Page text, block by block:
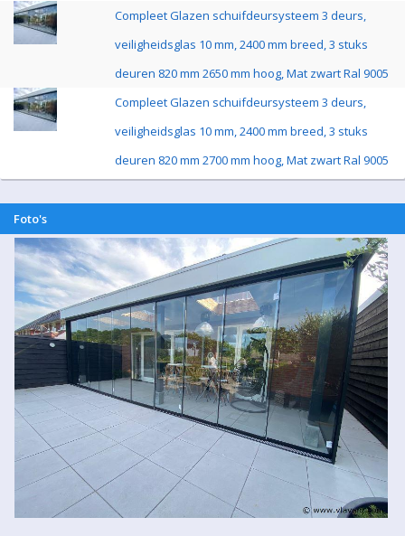
Compleet Glazen schuifdeursysteem 3 deurs,
veiligheidsglas 10 mm, 2400 mm breed, 3 stuks
deuren 820 mm 2650 mm hoog, Mat zwart Ral 9005
Compleet Glazen schuifdeursysteem 3 deurs,
veiligheidsglas 10 mm, 2400 mm breed, 3 stuks
deuren 820 mm 2700 mm hoog, Mat zwart Ral 9005
Foto's